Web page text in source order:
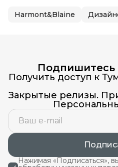
Harmont&Blaine
Подпишитесь
Получить доступ к
Закрытые релизы.
Нажимая «Подписаться»,